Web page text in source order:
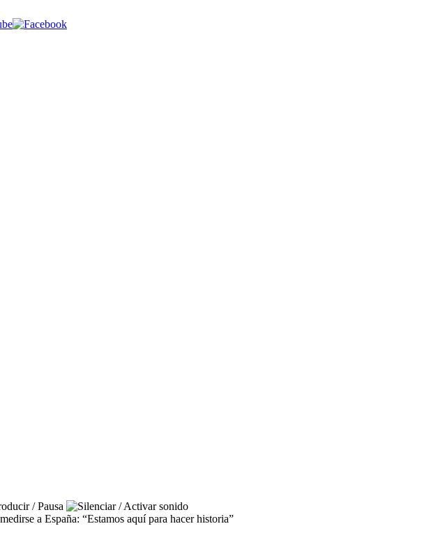
a España: “Estamos aquí para hacer historia”